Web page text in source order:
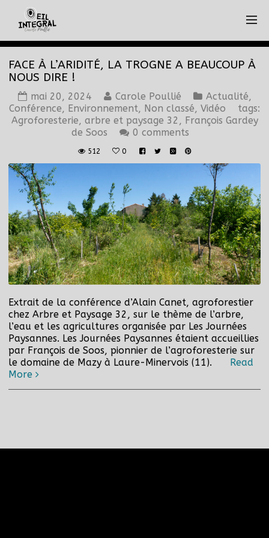
FACE À L’ARIDITÉ, LA TROGNE A BEAUCOUP À
NOUS DIRE !
mai 20, 2024 Carole Poullié Actualité,
Conférence, Environnement, Non classé, Vidéo
tags:
Agroforesterie, arbre et paysage 32 , François Gardey
de Soos
0 comments
512 0
Extrait de la conférence d’Alain Canet, agroforestier
chez Arbre et Paysage 32, sur le thème de l’arbre,
l’eau et les agricultures organisée par Les Journées
Paysannes. Les Journées Paysannes étaient accueillies
par François de Soos, pionnier de l’agroforesterie sur
le domaine de Mazy à Laure-Minervois (11). Read
More